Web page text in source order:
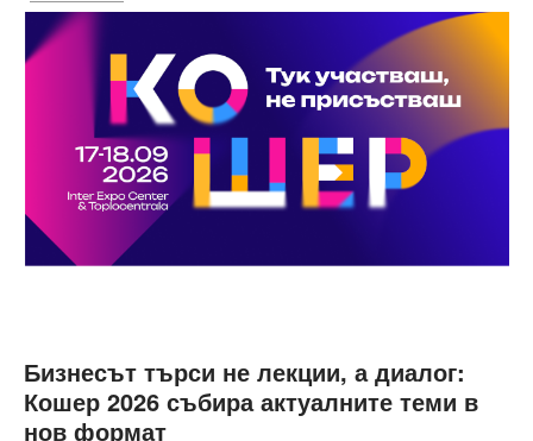
Бизнесът търси не лекции, а диалог:
Кошер 2026 събира актуалните теми в
нов формат